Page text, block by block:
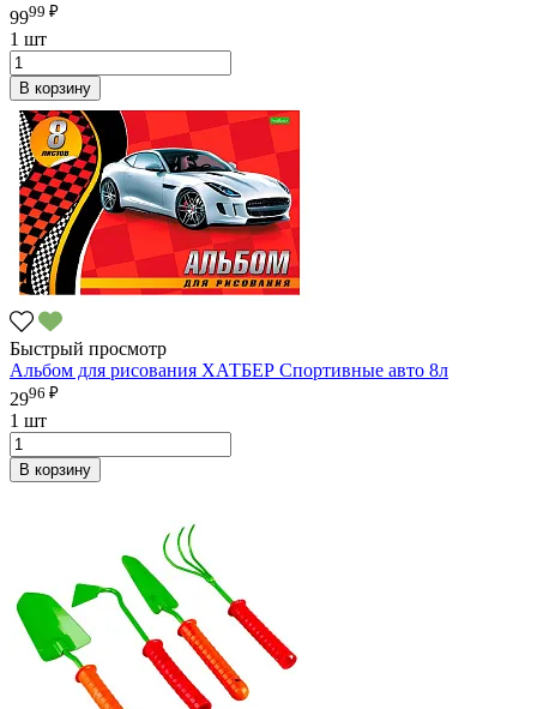
9999 ₽
1 шт
В корзину
Быстрый просмотр
Альбом для рисования ХАТБЕР Спортивные авто 8л
2996 ₽
1 шт
В корзину